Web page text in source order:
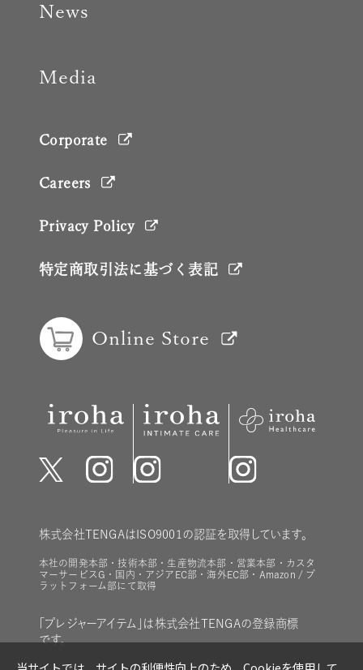
News
Media
Online Store
株式会社TENGAはISO9001の認証を取得しています。
本社の開発本部・技術本部・生産物流本部・営業本部・カスタ
マーサービスG・国内・アジアEC部・海外EC部・Amazon / プ
ラットフォーム部にて取得
「プレジャーアイテム」は株式会社TENGAの登録商標
です。
Corporate
Careers
Privacy Policy
特定商取引法に基づく表記